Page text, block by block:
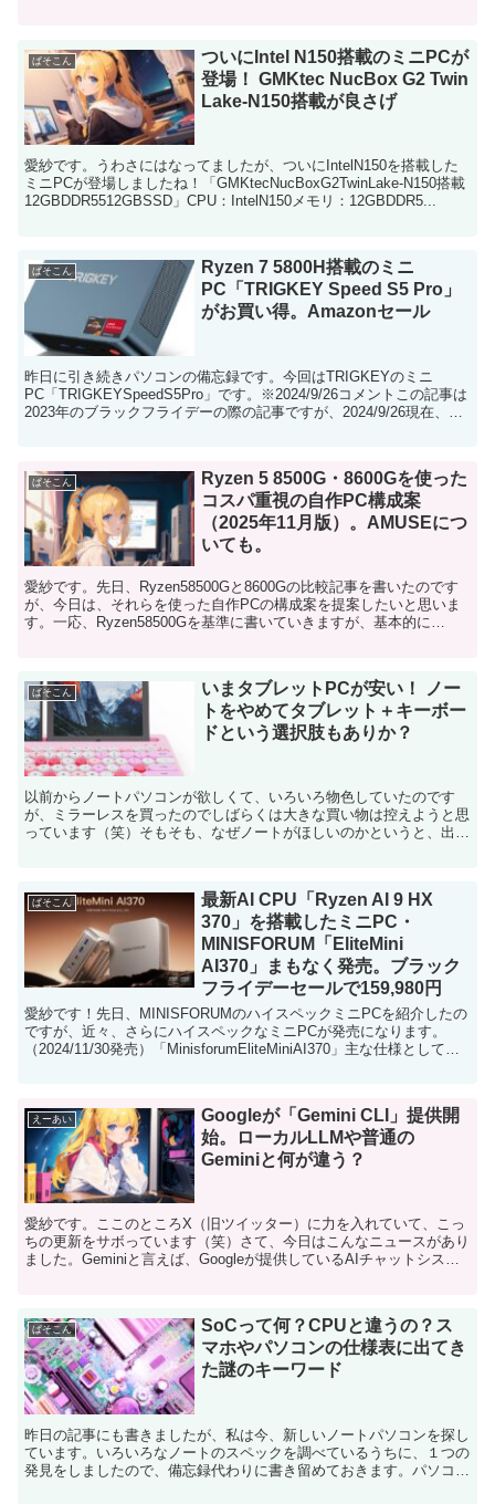
ぱそこん
ついにIntel N150搭載のミニPCが
登場！ GMKtec NucBox G2 Twin
Lake-N150搭載が良さげ
愛紗です。うわさにはなってましたが、ついにIntelN150を搭載した
ミニPCが登場しましたね！「GMKtecNucBoxG2TwinLake-N150搭載
12GBDDR5512GBSSD」CPU：IntelN150メモリ：12GBDDR5...
ぱそこん
Ryzen 7 5800H搭載のミニ
PC「TRIGKEY Speed S5 Pro」
がお買い得。Amazonセール
昨日に引き続きパソコンの備忘録です。今回はTRIGKEYのミニ
PC「TRIGKEYSpeedS5Pro」です。※2024/9/26コメントこの記事は
2023年のブラックフライデーの際の記事ですが、2024/9/26現在、ア
ぱそこん
Ryzen 5 8500G・8600Gを使った
コスパ重視の自作PC構成案
（2025年11月版）。AMUSEにつ
いても。
愛紗です。先日、Ryzen58500Gと8600Gの比較記事を書いたのです
が、今日は、それらを使った自作PCの構成案を提案したいと思いま
す。一応、Ryzen58500Gを基準に書いていきますが、基本的に
ぱそこん
いまタブレットPCが安い！ ノー
トをやめてタブレット＋キーボー
ドという選択肢もありか？
以前からノートパソコンが欲しくて、いろいろ物色していたのです
が、ミラーレスを買ったのでしばらくは大きな買い物は控えようと思
っています（笑）そもそも、なぜノートがほしいのかというと、出か
ぱそこん
最新AI CPU「Ryzen AI 9 HX
370」を搭載したミニPC・
MINISFORUM「EliteMini
AI370」まもなく発売。ブラック
フライデーセールで159,980円
愛紗です！先日、MINISFORUMのハイスペックミニPCを紹介したの
ですが、近々、さらにハイスペックなミニPCが発売になります。
（2024/11/30発売）「MinisforumEliteMiniAI370」主な仕様として
えーあい
Googleが「Gemini CLI」提供開
始。ローカルLLMや普通の
Geminiと何が違う？
愛紗です。ここのところX（旧ツイッター）に力を入れていて、こっ
ちの更新をサボっています（笑）さて、今日はこんなニュースがあり
ました。Geminiと言えば、Googleが提供しているAIチャットシステ
ぱそこん
SoCって何？CPUと違うの？ス
マホやパソコンの仕様表に出てき
た謎のキーワード
昨日の記事にも書きましたが、私は今、新しいノートパソコンを探し
ています。いろいろなノートのスペックを調べているうちに、１つの
発見をしましたので、備忘録代わりに書き留めておきます。パソコン